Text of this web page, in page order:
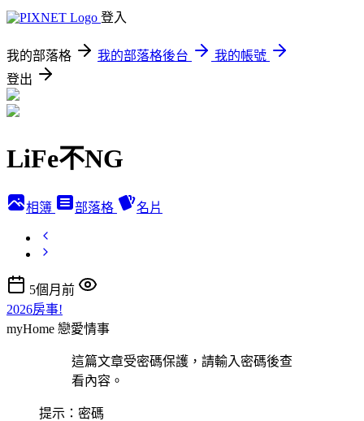
登入
我的部落格 我的部落格後台
我的帳號
登出
LiFe不NG
相簿 部落格 名片
5個月前
2026房事!
myHome 戀愛情事
這篇文章受密碼保護，請輸入密碼後查
看內容。
提示：密碼